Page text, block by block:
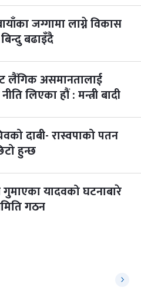
जग्गामा लाग्ने विकास
बढाइँदै
लैंगिक असमानतालाई
लिएका हौं : मन्त्री बादी
दाबी- रास्वपाको पतन
हुन्छ
गुमाएका यादवको घटनाबारे
गठन